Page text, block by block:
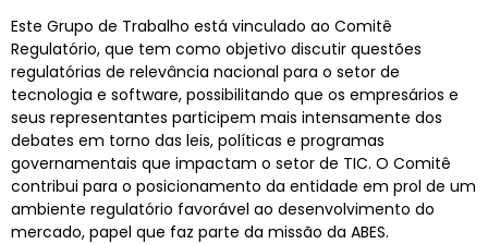
Este Grupo de Trabalho está vinculado ao Comitê
Regulatório, que tem como objetivo discutir questões
regulatórias de relevância nacional para o setor de
tecnologia e software, possibilitando que os empresários e
seus representantes participem mais intensamente dos
debates em torno das leis, políticas e programas
governamentais que impactam o setor de TIC. O Comitê
contribui para o posicionamento da entidade em prol de um
ambiente regulatório favorável ao desenvolvimento do
mercado, papel que faz parte da missão da ABES.